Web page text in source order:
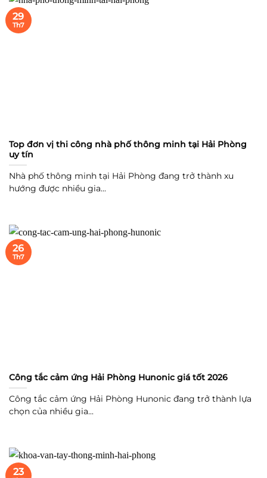
Top đơn vị thi công nhà phố thông minh tại Hải Phòng
uy tín
Nhà phố thông minh tại Hải Phòng đang trở thành xu
hướng được nhiều gia...
29
Th7
Công tắc cảm ứng Hải Phòng Hunonic giá tốt 2026
Công tắc cảm ứng Hải Phòng Hunonic đang trở thành lựa
chọn của nhiều gia...
26
Th7
23